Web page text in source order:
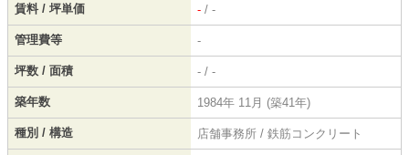
賃料 / 坪単価 - / -
管理費等 -
坪数 / 面積 - / -
築年数 1984年 11月 (築41年)
種別 / 構造 店舗事務所 / 鉄筋コンクリート